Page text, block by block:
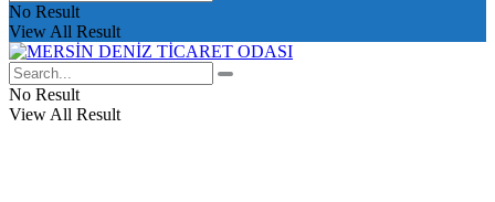
No Result
View All Result
No Result
View All Result